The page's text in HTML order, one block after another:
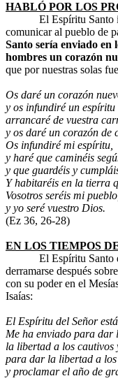
HABLÓ POR LOS
El Espíritu Santo
comunicar al pueblo de
Santo sería enviado en
hombres un corazón
que por nuestras solas
Os daré un corazón
y os infundiré un espíritu
arrancaré de vuestra
y os daré un corazón de
Os infundiré mi espíritu,
y haré que caminéis
y que guardéis y
Y habitaréis en la tierra
Vosotros seréis mi pueblo,
y yo seré vuestro Dios.
(Ez 36, 26-28)
EN LOS TIEMPOS
El Espíritu Santo
derramarse después
con su poder en el
Isaías:
El Espíritu del Señor
Me ha enviado para dar
la libertad a los cautivos
para dar la libertad a
y proclamar el año de